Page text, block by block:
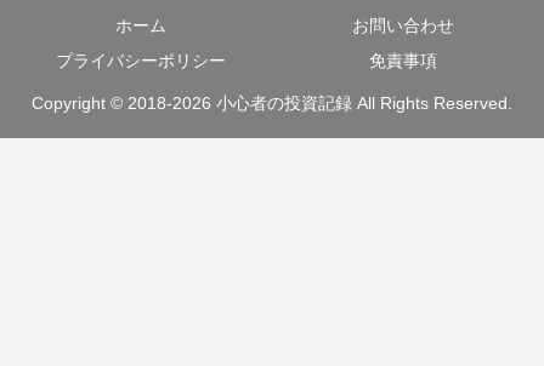
ホーム
お問い合わせ
プライバシーポリシー
免責事項
Copyright © 2018-2026 小心者の投資記録 All Rights Reserved.